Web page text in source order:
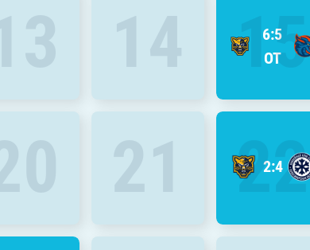
6:5
ОТ
15
2:4
22